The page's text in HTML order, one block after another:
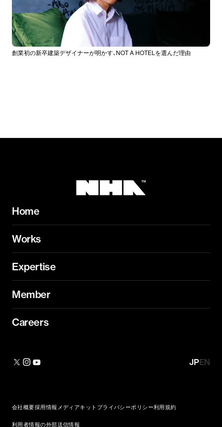
創業初の新卒建築デザイナーが明かす、NOT A HOTELを選んだ理由
Home
Works
Expertise
Member
Careers
JPEN
会社概要採用情報 メディアキット プライバシーポリシー利用規約
利用者情報の外部送信情報